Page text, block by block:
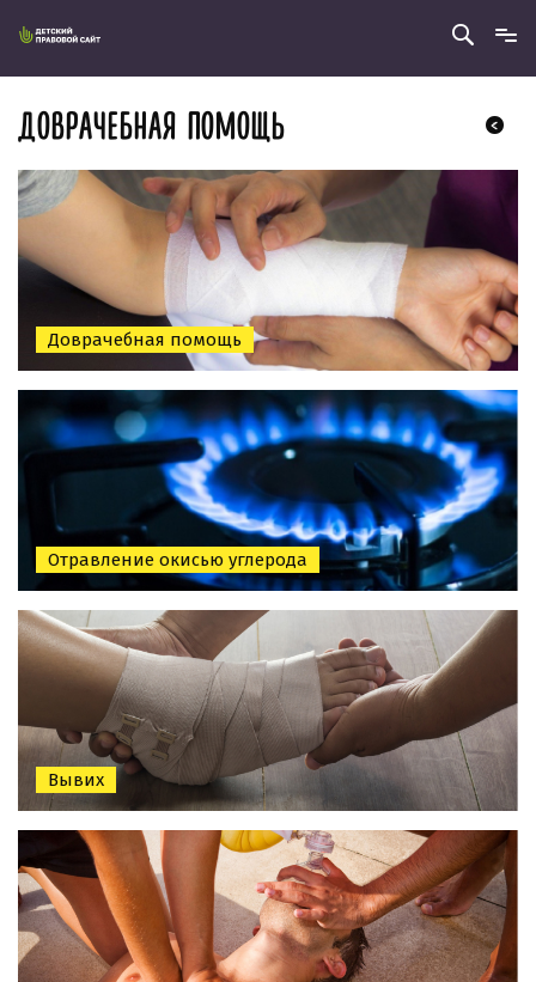
ДОВРАЧЕБНАЯ ПОМОЩЬ
Доврачебная помощь
Отравление окисью углерода
Вывих